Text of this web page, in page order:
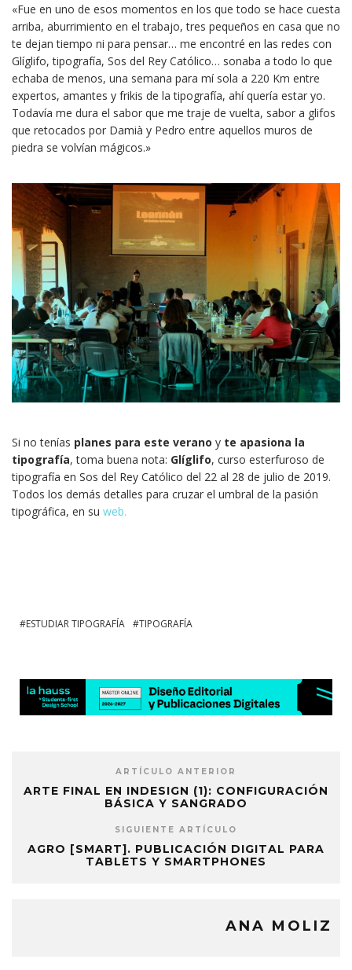
«Fue en uno de esos momentos en los que todo se hace cuesta
arriba, aburrimiento en el trabajo, tres pequeños en casa que no
te dejan tiempo ni para pensar… me encontré en las redes con
Glíglifo, tipografía, Sos del Rey Católico… sonaba a todo lo que
echaba de menos, una semana para mí sola a 220 Km entre
expertos, amantes y frikis de la tipografía, ahí quería estar yo.
Todavía me dura el sabor que me traje de vuelta, sabor a glifos
que retocados por Damià y Pedro entre aquellos muros de
piedra se volvían mágicos.»
Si no tenías planes para este verano y te apasiona la
tipografía, toma buena nota: Glíglifo, curso esterfuroso de
tipografía en Sos del Rey Católico del 22 al 28 de julio de 2019.
Todos los demás detalles para cruzar el umbral de la pasión
tipográfica, en su web.
ESTUDIAR TIPOGRAFÍA TIPOGRAFÍA
ARTÍCULO ANTERIOR
ARTE FINAL EN INDESIGN (1): CONFIGURACIÓN
BÁSICA Y SANGRADO
SIGUIENTE ARTÍCULO
AGRO [SMART]. PUBLICACIÓN DIGITAL PARA
TABLETS Y SMARTPHONES
ANA MOLIZ